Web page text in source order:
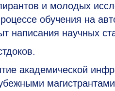
и молодых
обучения на
написания научных
академической